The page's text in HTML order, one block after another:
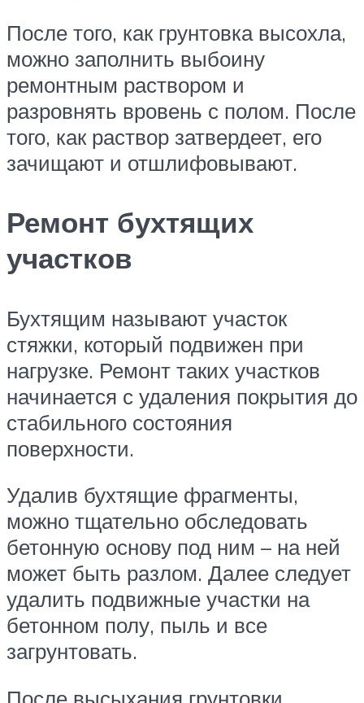
После того, как грунтовка высохла,
можно заполнить выбоину
ремонтным раствором и
разровнять вровень с полом. После
того, как раствор затвердеет, его
зачищают и отшлифовывают.
Ремонт бухтящих
участков
Бухтящим называют участок
стяжки, который подвижен при
нагрузке. Ремонт таких участков
начинается с удаления покрытия до
стабильного состояния
поверхности.
Удалив бухтящие фрагменты,
можно тщательно обследовать
бетонную основу под ним – на ней
может быть разлом. Далее следует
удалить подвижные участки на
бетонном полу, пыль и все
загрунтовать.